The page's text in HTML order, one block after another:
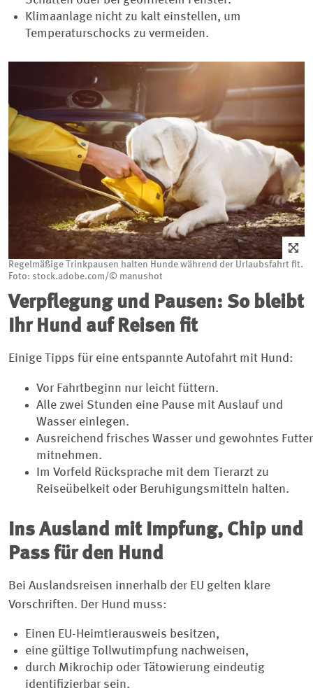
Klimaanlage nicht zu kalt einstellen, um
Temperaturschocks zu vermeiden.
Regelmäßige Trinkpausen halten Hunde während der Urlaubsfahrt fit.
Foto: stock.adobe.com/© manushot
Verpflegung und Pausen: So bleibt
Ihr Hund auf Reisen fit
Einige Tipps für eine entspannte Autofahrt mit Hund:
Vor Fahrtbeginn nur leicht füttern.
Alle zwei Stunden eine Pause mit Auslauf und
Wasser einlegen.
Ausreichend frisches Wasser und gewohntes Futter
mitnehmen.
Im Vorfeld Rücksprache mit dem Tierarzt zu
Reiseübelkeit oder Beruhigungsmitteln halten.
Ins Ausland mit Impfung, Chip und
Pass für den Hund
Bei Auslandsreisen innerhalb der EU gelten klare
Vorschriften. Der Hund muss:
Einen EU-Heimtierausweis besitzen,
eine gültige Tollwutimpfung nachweisen,
durch Mikrochip oder Tätowierung eindeutig
identifizierbar sein.